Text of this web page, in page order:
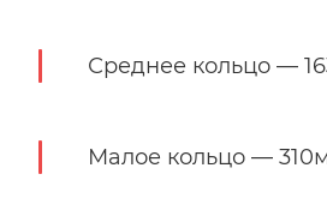
Среднее кольцо —
Малое кольцо —